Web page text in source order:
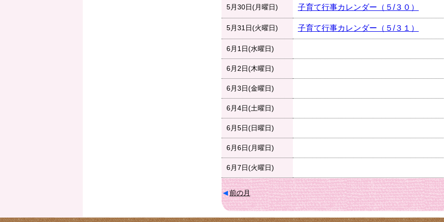
5月30日(月曜日) 子育て行事カレンダー（５/３０）
5月31日(火曜日) 子育て行事カレンダー（５/３１）
6月1日(水曜日)
6月2日(木曜日)
6月3日(金曜日)
6月4日(土曜日)
6月5日(日曜日)
6月6日(月曜日)
6月7日(火曜日)
前の月